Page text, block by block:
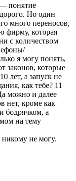
понятие
Но один
много переносов,
фирму, которая
с количеством
я могу понять,
законов, которые
лет, а запуск не
как тебе? 11
можно и далее
нет, кроме как
бодрячком, а
на тему
не могу.